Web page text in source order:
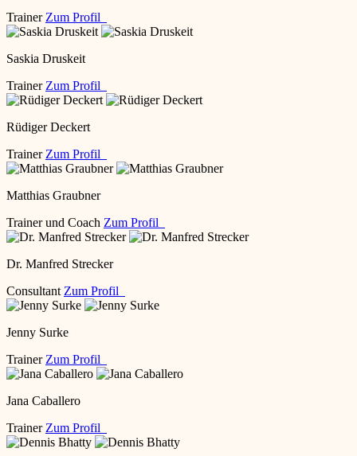
Trainer Zum Profil
Saskia Druskeit
Trainer Zum Profil
Rüdiger Deckert
Trainer Zum Profil
Matthias Graubner
Trainer und Coach Zum Profil
Dr. Manfred Strecker
Consultant Zum Profil
Jenny Surke
Trainer Zum Profil
Jana Caballero
Trainer Zum Profil